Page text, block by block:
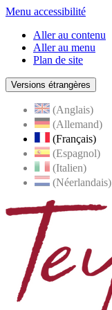
Menu accessibilité
Aller au contenu
Aller au menu
Plan de site
Versions étrangères
(Anglais)
(Allemand)
(Français)
(Espagnol)
(Italien)
(Néerlandais)